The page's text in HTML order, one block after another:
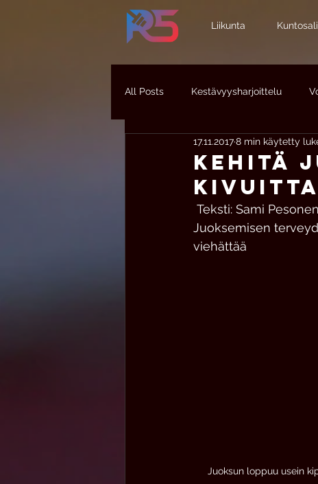
Liikunta Kuntosali
All Posts Kestävyysharjoittelu
Urheiluvammat Juoksuvammat
KEHITÄ
17.11.20178 min käytetty
Teksti: Sami Pesonen
Juoksemisen
viehättää
Juoksun loppuu usein